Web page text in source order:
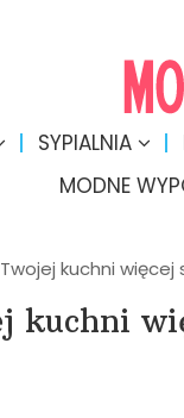
SYPIALNIA
MODNE
kuchni więcej
kuchni